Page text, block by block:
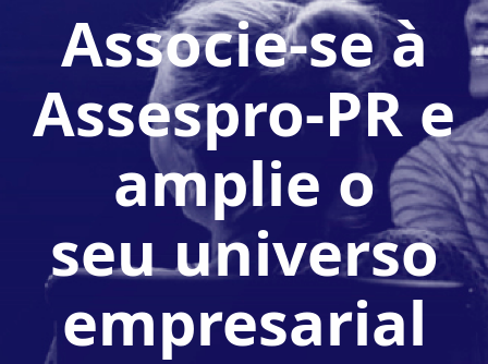
Associe-se à
Assespro-PR e
amplie o
seu universo
empresarial